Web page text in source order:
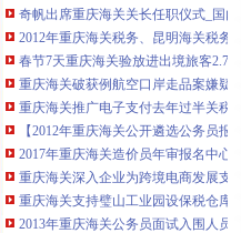
2012年重庆海关税务、昆明海关税务
春节7天重庆海关验放进出境旅客2.78
重庆海关破获例航空口岸走品案嫌疑
重庆海关推广电子支付去年过半关税
【2012年重庆海关公开遴选公务员报
2017年重庆海关造价员年审报名中心_
重庆海关深入企业为跨境电商发展支
重庆海关支持璧山工业园设保税仓库
2013年重庆海关公务员面试入围人员
2012年重庆海关公开遴选公务员报名